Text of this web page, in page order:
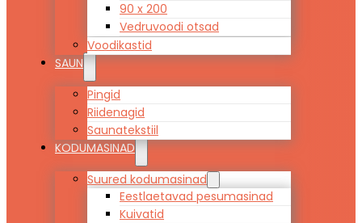
90 x 200
Vedruvoodi otsad
Voodikastid
SAUN
Pingid
Riidenagid
Saunatekstiil
KODUMASINAD
Suured kodumasinad
Eestlaetavad pesumasinad
Kuivatid